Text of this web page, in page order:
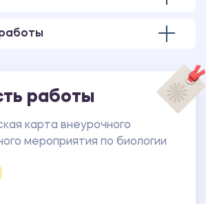
работы
карта внеурочного
мероприятия по биологии